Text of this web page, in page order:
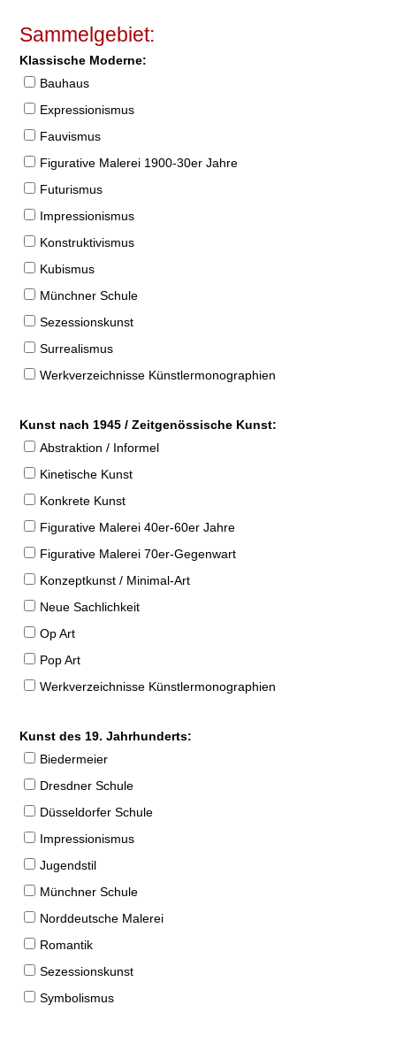
Sammelgebiet:
Klassische Moderne:
Bauhaus
Expressionismus
Fauvismus
Figurative Malerei 1900-30er Jahre
Futurismus
Impressionismus
Konstruktivismus
Kubismus
Münchner Schule
Sezessionskunst
Surrealismus
Werkverzeichnisse Künstlermonographien
Kunst nach 1945 / Zeitgenössische Kunst:
Abstraktion / Informel
Kinetische Kunst
Konkrete Kunst
Figurative Malerei 40er-60er Jahre
Figurative Malerei 70er-Gegenwart
Konzeptkunst / Minimal-Art
Neue Sachlichkeit
Op Art
Pop Art
Werkverzeichnisse Künstlermonographien
Kunst des 19. Jahrhunderts:
Biedermeier
Dresdner Schule
Düsseldorfer Schule
Impressionismus
Jugendstil
Münchner Schule
Norddeutsche Malerei
Romantik
Sezessionskunst
Symbolismus